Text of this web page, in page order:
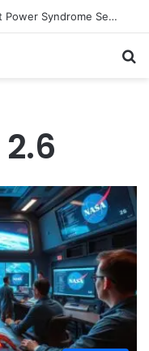
Cara Efektif Mengatasi Gejala Post Power Syndrome Setelah Pensiun Kerja